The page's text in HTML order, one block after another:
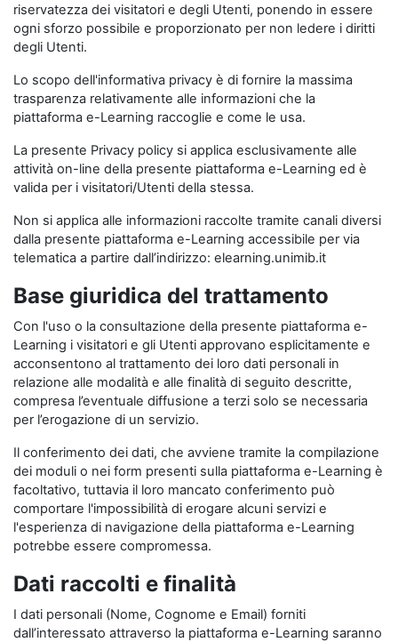
riservatezza dei visitatori e degli Utenti, ponendo in essere
ogni sforzo possibile e proporzionato per non ledere i diritti
degli Utenti.
Lo scopo dell'informativa privacy è di fornire la massima
trasparenza relativamente alle informazioni che la
piattaforma e-Learning raccoglie e come le usa.
La presente Privacy policy si applica esclusivamente alle
attività on-line della presente piattaforma e-Learning ed è
valida per i visitatori/Utenti della stessa.
Non si applica alle informazioni raccolte tramite canali diversi
dalla presente piattaforma e-Learning accessibile per via
telematica a partire dall’indirizzo: elearning.unimib.it
Base giuridica del trattamento
Con l'uso o la consultazione della presente piattaforma e-
Learning i visitatori e gli Utenti approvano esplicitamente e
acconsentono al trattamento dei loro dati personali in
relazione alle modalità e alle finalità di seguito descritte,
compresa l’eventuale diffusione a terzi solo se necessaria
per l’erogazione di un servizio.
Il conferimento dei dati, che avviene tramite la compilazione
dei moduli o nei form presenti sulla piattaforma e-Learning è
facoltativo, tuttavia il loro mancato conferimento può
comportare l'impossibilità di erogare alcuni servizi e
l'esperienza di navigazione della piattaforma e-Learning
potrebbe essere compromessa.
Dati raccolti e finalità
I dati personali (Nome, Cognome e Email) forniti
dall’interessato attraverso la piattaforma e-Learning saranno